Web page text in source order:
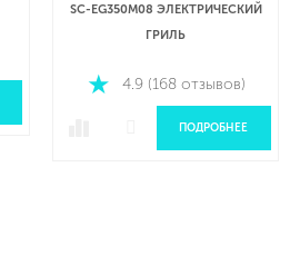
SC-EG350M08 ЭЛЕКТРИЧЕСКИЙ
ГРИЛЬ
4.9 (168 отзывов)
ПОДРОБНЕЕ